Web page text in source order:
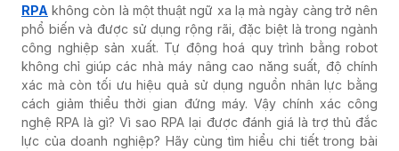
RPA không còn là một thuật ngữ xa lạ mà ngày càng trở nên
phổ biến và được sử dụng rộng rãi, đặc biệt là trong ngành
công nghiệp sản xuất. Tự động hoá quy trình bằng robot
không chỉ giúp các nhà máy nâng cao năng suất, độ chính
xác mà còn tối ưu hiệu quả sử dụng nguồn nhân lực bằng
cách giảm thiểu thời gian đứng máy. Vậy chính xác công
nghệ RPA là gì? Vì sao RPA lại được đánh giá là trợ thủ đắc
lực của doanh nghiệp? Hãy cùng tìm hiểu chi tiết trong bài